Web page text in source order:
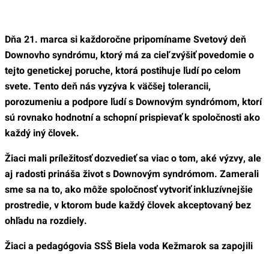
Dňa 21. marca si každoročne pripomíname Svetový deň
Downovho syndrómu, ktorý má za cieľ zvýšiť povedomie o
tejto genetickej poruche, ktorá postihuje ľudí po celom
svete. Tento deň nás vyzýva k väčšej tolerancii,
porozumeniu a podpore ľudí s Downovým syndrómom, ktorí
sú rovnako hodnotní a schopní prispievať k spoločnosti ako
každý iný človek.
Žiaci mali príležitosť dozvedieť sa viac o tom, aké výzvy, ale
aj radosti prináša život s Downovým syndrómom. Zamerali
sme sa na to, ako môže spoločnosť vytvoriť inkluzívnejšie
prostredie, v ktorom bude každý človek akceptovaný bez
ohľadu na rozdiely.
Žiaci a pedagógovia SSŠ Biela voda Kežmarok sa zapojili